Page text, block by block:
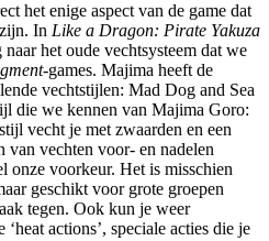
het enige aspect van de game dat
In Like a Dragon: Pirate Yakuza
het oude vechtsysteem dat we
-games. Majima heeft de
vechtstijlen: Mad Dog and Sea
die we kennen van Majima Goro:
vecht je met zwaarden en een
van vechten voor- en nadelen
onze voorkeur. Het is misschien
geschikt voor grote groepen
tegen. Ook kun je weer
actions’, speciale acties die je